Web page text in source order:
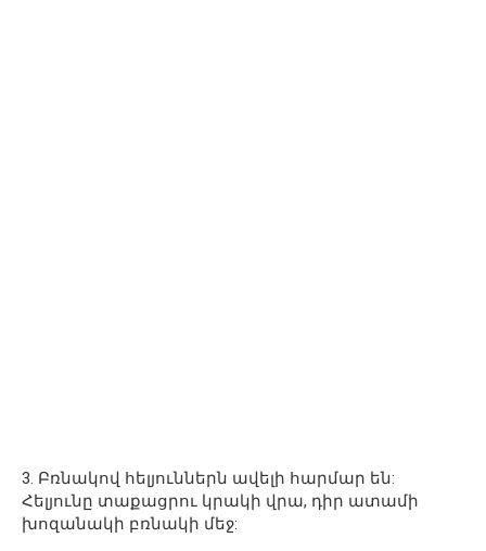
3. Բռնակով հելյուններն ավելի հարմար են:
Հելյունը տաքացրու կրակի վրա, դիր ատամի
խոզանակի բռնակի մեջ: